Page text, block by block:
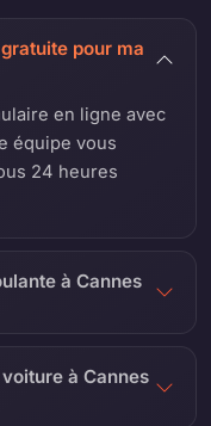
pour ma
en ligne avec
équipe vous
24 heures
à Cannes
à Cannes